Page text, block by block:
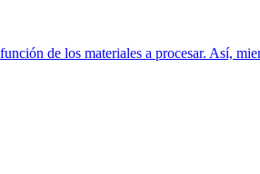
de los materiales a procesar. Así,